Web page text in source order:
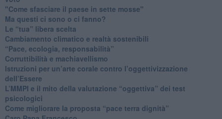
"Come sfasciare il paese in sette mosse"
​Ma questi ci sono o ci fanno?
​Le “tua” libera scelta
Cambiamento climatico e realtà sostenibili
“Pace, ecologia, responsabilità”
​Corruttibilità e machiavellismo
Istruzioni per un’arte corale contro l’oggettivizzazione
dell’Essere
​L’MMPI e il mito della valutazione “oggettiva” dei test
psicologici
Come migliorare la proposta “pace terra dignità”